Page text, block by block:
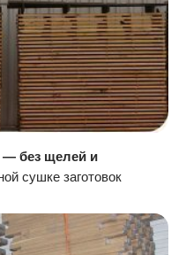
— без щелей и
сушке заготовок